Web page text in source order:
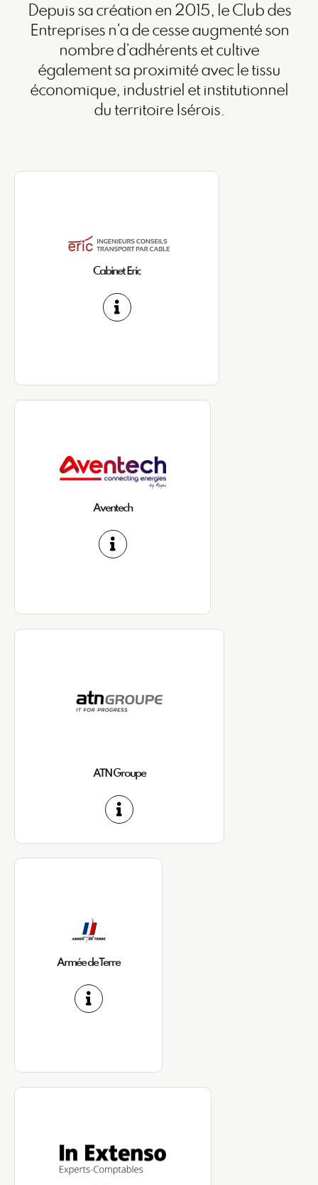
Depuis sa création en 2015, le Club des
Entreprises n'a de cesse augmenté son
nombre d’adhérents et cultive
également sa proximité avec le tissu
économique, industriel et institutionnel
du territoire Isérois.
Cabinet Eric
Aventech
ATN Groupe
Armée de Terre